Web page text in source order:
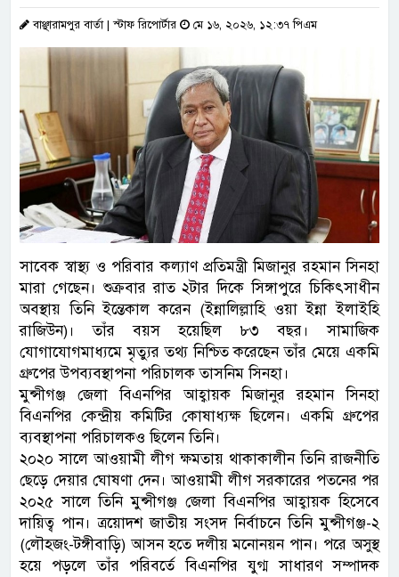
বাঞ্ছারামপুর বার্তা | স্টাফ রিপোর্টার মে ১৬, ২০২৬, ১২:৩৭ পিএম
সাবেক স্বাস্থ্য ও পরিবার কল্যাণ প্রতিমন্ত্রী মিজানুর রহমান সিনহা
মারা গেছেন। শুক্রবার রাত ২টার দিকে সিঙ্গাপুরে চিকিৎসাধীন
অবস্থায় তিনি ইন্তেকাল করেন (ইন্নালিল্লাহি ওয়া ইন্না ইলাইহি
রাজিউন)। তাঁর বয়স হয়েছিল ৮৩ বছর। সামাজিক
যোগাযোগমাধ্যমে মৃত্যুর তথ্য নিশ্চিত করেছেন তাঁর মেয়ে একমি
গ্রুপের উপব্যবস্থাপনা পরিচালক তাসনিম সিনহা।
মুন্সীগঞ্জ জেলা বিএনপির আহ্বায়ক মিজানুর রহমান সিনহা
বিএনপির কেন্দ্রীয় কমিটির কোষাধ্যক্ষ ছিলেন। একমি গ্রুপের
ব্যবস্থাপনা পরিচালকও ছিলেন তিনি।
২০২০ সালে আওয়ামী লীগ ক্ষমতায় থাকাকালীন তিনি রাজনীতি
ছেড়ে দেয়ার ঘোষণা দেন। আওয়ামী লীগ সরকারের পতনের পর
২০২৫ সালে তিনি মুন্সীগঞ্জ জেলা বিএনপির আহ্বায়ক হিসেবে
দায়িত্ব পান। ত্রয়োদশ জাতীয় সংসদ নির্বাচনে তিনি মুন্সীগঞ্জ-২
(লৌহজং-টঙ্গীবাড়ি) আসন হতে দলীয় মনোনয়ন পান। পরে অসুস্থ
হয়ে পড়লে তাঁর পরিবর্তে বিএনপির যুগ্ম সাধারণ সম্পাদক